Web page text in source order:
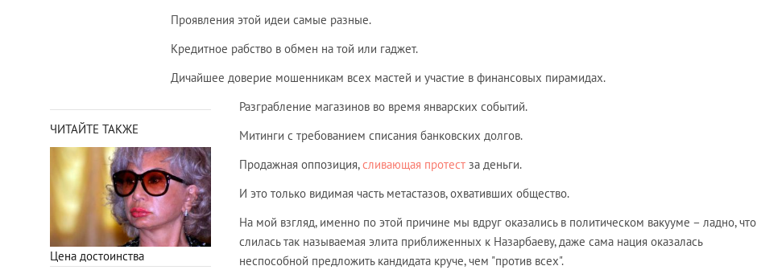
Проявления этой идеи самые разные.
Кредитное рабство в обмен на той или гаджет.
Дичайшее доверие мошенникам всех мастей и участие в финансовых пирамидах.
ЧИТАЙТЕ ТАКЖЕ
Цена достоинства
Разграбление магазинов во время январских событий.
Митинги с требованием списания банковских долгов.
Продажная оппозиция,сливающая протест за деньги.
И это только видимая часть метастазов, охвативших общество.
На мой взгляд, именно по этой причине мы вдруг оказались в политическом вакууме – ладно, что
слилась так называемая элита приближенных к Назарбаеву, даже сама нация оказалась
неспособной предложить кандидата круче, чем "против всех".